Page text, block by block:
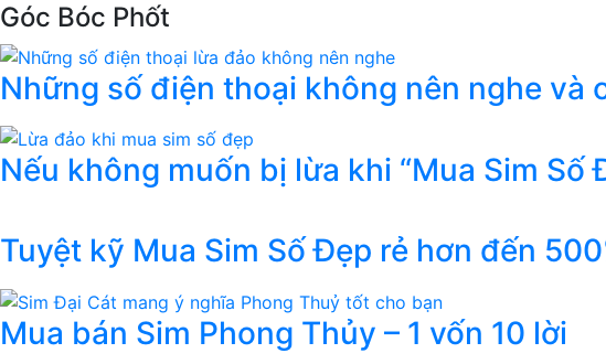
Góc Bóc Phốt
Những số điện thoại không nên nghe và
Nếu không muốn bị lừa khi “Mua Sim Số
Tuyệt kỹ Mua Sim Số Đẹp rẻ hơn đến
Mua bán Sim Phong Thủy – 1 vốn 10 lời